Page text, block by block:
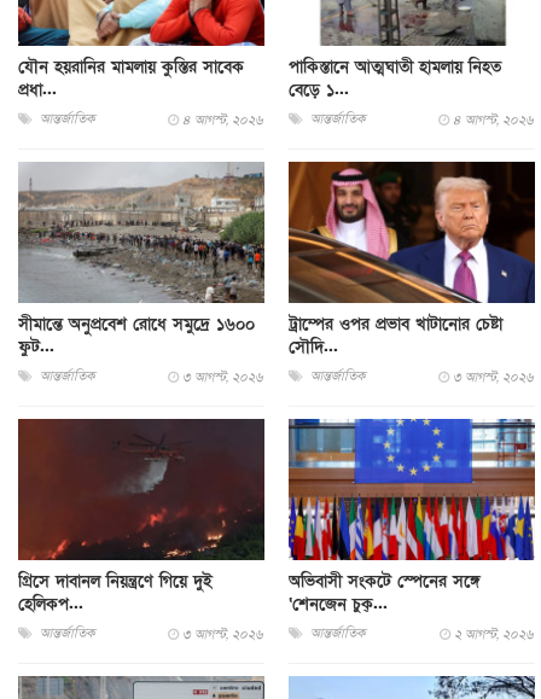
যৌন হয়রানির মামলায় কুস্তির সাবেক
প্রধা...
আন্তর্জাতিক ৪ আগস্ট, ২০২৬
পাকিস্তানে আত্মঘাতী হামলায় নিহত
বেড়ে ১...
আন্তর্জাতিক ৪ আগস্ট, ২০২৬
সীমান্তে অনুপ্রবেশ রোধে সমুদ্রে ১৬০০
ফুট...
আন্তর্জাতিক ৩ আগস্ট, ২০২৬
ট্রাম্পের ওপর প্রভাব খাটানোর চেষ্টা
সৌদি...
আন্তর্জাতিক ৩ আগস্ট, ২০২৬
গ্রিসে দাবানল নিয়ন্ত্রণে গিয়ে দুই
হেলিকপ...
আন্তর্জাতিক ৩ আগস্ট, ২০২৬
অভিবাসী সংকটে স্পেনের সঙ্গে
‘শেনজেন চুক্...
আন্তর্জাতিক ২ আগস্ট, ২০২৬